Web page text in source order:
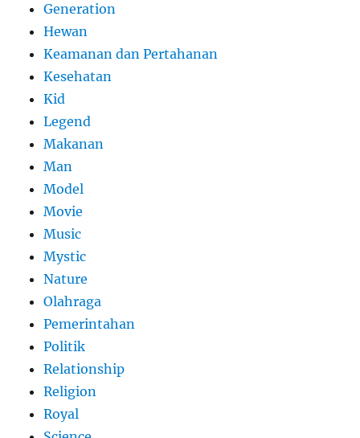
Generation
Hewan
Keamanan dan Pertahanan
Kesehatan
Kid
Legend
Makanan
Man
Model
Movie
Music
Mystic
Nature
Olahraga
Pemerintahan
Politik
Relationship
Religion
Royal